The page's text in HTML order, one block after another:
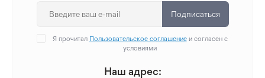
Подписаться
Я прочитал Пользовательское соглашениеи согласен с
условиями
Наш адрес: